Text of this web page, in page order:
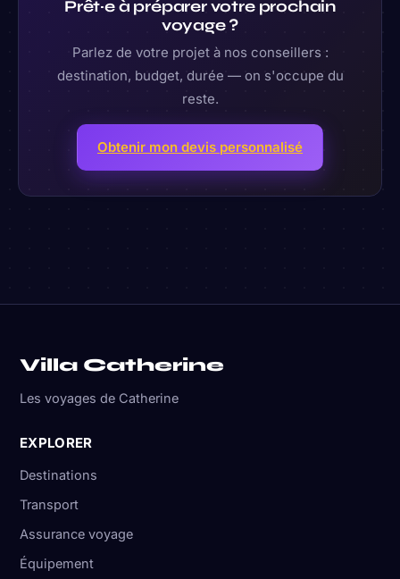
Prêt·e à préparer votre prochain
voyage ?
Parlez de votre projet à nos conseillers :
destination, budget, durée — on s'occupe du
reste.
Obtenir mon devis personnalisé
Villa Catherine
Les voyages de Catherine
EXPLORER
Destinations
Transport
Assurance voyage
Équipement